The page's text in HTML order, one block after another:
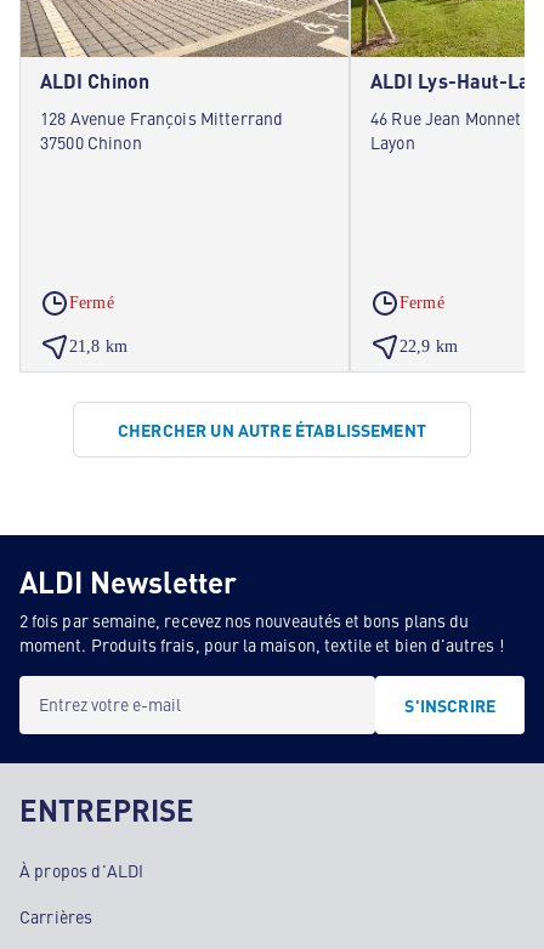
ALDI Chinon
128 Avenue François Mitterrand
37500 Chinon
Fermé
21,8 km
ALDI Lys-Haut-
46 Rue Jean Monnet
Layon
Fermé
22,9 km
CHERCHER UN AUTRE ÉTABLISSEMENT
ALDI Newsletter
2 fois par semaine, recevez nos nouveautés et bons plans du
moment. Produits frais, pour la maison, textile et bien d'autres !
Entrez votre e-mail S'INSCRIRE
ENTREPRISE
À propos d'ALDI
Carrières